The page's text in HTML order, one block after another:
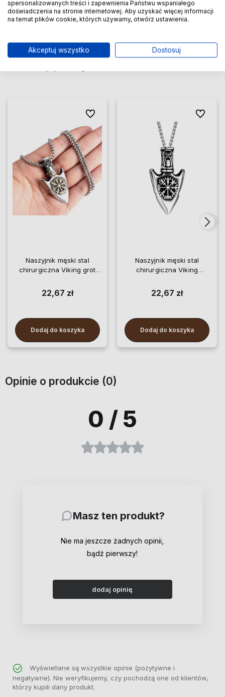
ul. FREZERÓW 3
20-209 Lublin, Polska
sklep@edibazzar.pl
Naszyjnik męski stal
chirurgiczna Viking grot
22,67 zł
Dodaj do koszyka
Do ulubionych
Naszyjnik męski stal
chirurgiczna Viking
22,67 zł
Dodaj do koszyka
Do
Opinie o produkcie (0)
0 / 5
Masz ten produkt?
Nie ma jeszcze żadnych opinii,
bądź pierwszy!
dodaj opinię
Wyświetlane są wszystkie opinie (pozytywne i
negatywne). Nie weryfikujemy, czy pochodzą one od klientów,
którzy kupili dany produkt.
spersonalizowanych treści i zapewnienia Państwu wspaniałego
doświadczenia na stronie internetowej. Aby uzyskać więcej informacji
na temat plików cookie, których używamy, otwórz ustawienia.
Akceptuj wszystko Dostosuj